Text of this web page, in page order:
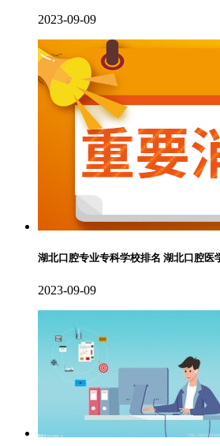
2023-09-09
湖北口腔专业专科学校排名 湖北口腔医
2023-09-09